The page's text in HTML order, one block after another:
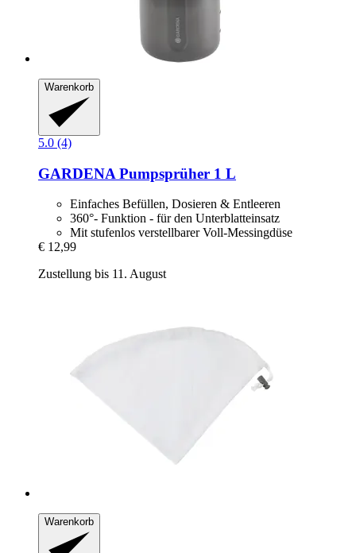
Warenkorb
5.0 (4)
GARDENA Pumpsprüher 1 L
Einfaches Befüllen, Dosieren & Entleeren
360°- Funktion - für den Unterblatteinsatz
Mit stufenlos verstellbarer Voll-Messingdüse
€ 12,99
Zustellung bis 11. August
Warenkorb